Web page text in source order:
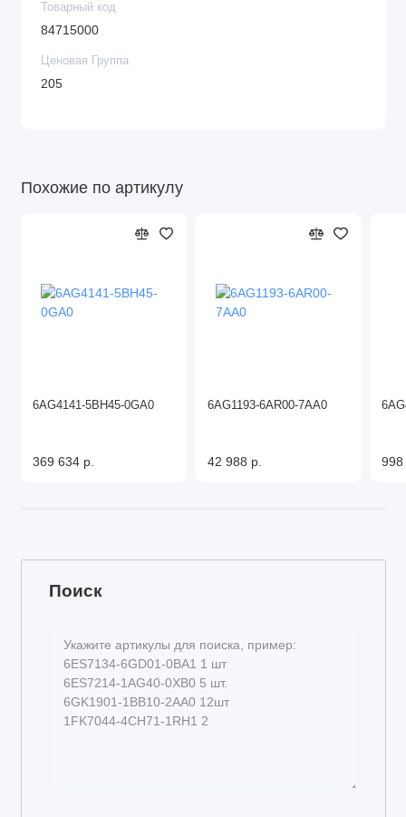
Товарный код
84715000
Ценовая Группа
205
Похожие по артикулу
6AG4141-5BH45-0GA0
369 634 р.
6AG1193-6AR00-7AA0
42 988 р. 998
Поиск